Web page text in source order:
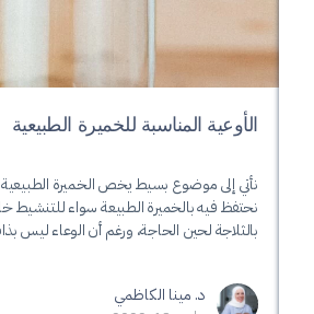
المناسبة للخميرة الطبيعية
موضوع بسيط يخص الخميرة الطبيعية وهو الوعاء الذي
بالخميرة الطبيعة سواء للتنشيط خارجا أو للتخزين
لحين الحاجة، ورغم أن الوعاء ليس بذاتِ…
د. مينا الكاظمي